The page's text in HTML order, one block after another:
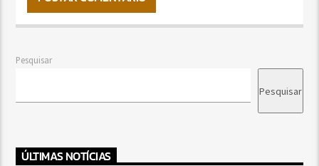
Pesquisar
Pesquisar
ÚLTIMAS NOTÍCIAS